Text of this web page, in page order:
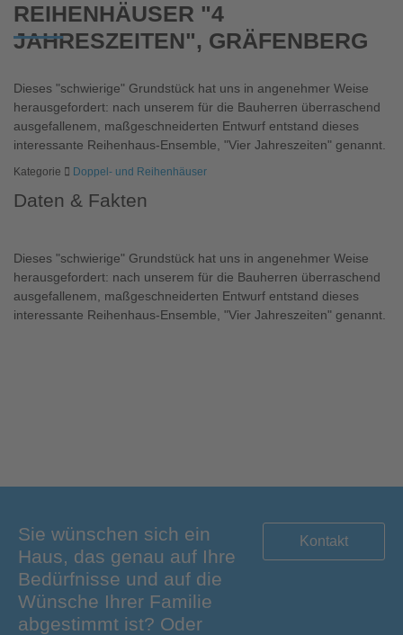
REIHENHÄUSER "4
JAHRESZEITEN", GRÄFENBERG
Dieses "schwierige" Grundstück hat uns in angenehmer Weise
herausgefordert: nach unserem für die Bauherren überraschend
ausgefallenem, maßgeschneiderten Entwurf entstand dieses
interessante Reihenhaus-Ensemble, "Vier Jahreszeiten" genannt.
Kategorie Doppel- und Reihenhäuser
Daten & Fakten
Dieses "schwierige" Grundstück hat uns in angenehmer Weise
herausgefordert: nach unserem für die Bauherren überraschend
ausgefallenem, maßgeschneiderten Entwurf entstand dieses
interessante Reihenhaus-Ensemble, "Vier Jahreszeiten" genannt.
Sie wünschen sich ein
Haus, das genau auf Ihre
Bedürfnisse und auf die
Wünsche Ihrer Familie
abgestimmt ist? Oder
Kontakt